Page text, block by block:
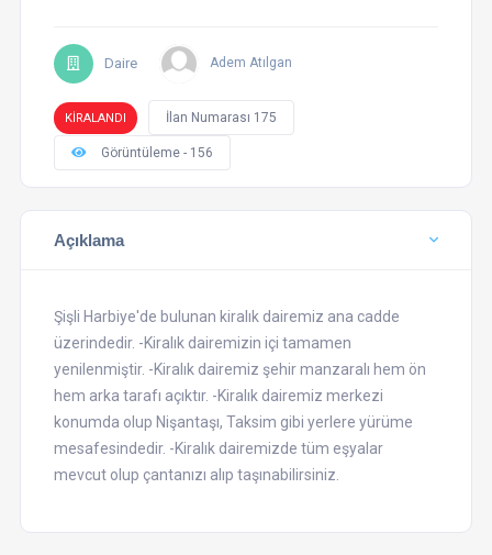
Daire Adem Atılgan
KİRALANDI İlan Numarası 175
Görüntüleme - 156
Açıklama
Şişli Harbiye'de bulunan kiralık dairemiz ana cadde
üzerindedir. -Kiralık dairemizin içi tamamen
yenilenmiştir. -Kiralık dairemiz şehir manzaralı hem ön
hem arka tarafı açıktır. -Kiralık dairemiz merkezi
konumda olup Nişantaşı, Taksim gibi yerlere yürüme
mesafesindedir. -Kiralık dairemizde tüm eşyalar
mevcut olup çantanızı alıp taşınabilirsiniz.